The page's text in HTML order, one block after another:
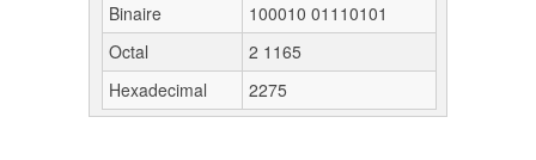
Binaire
100010 01110101
Octal
2 1165
Hexadecimal
2275